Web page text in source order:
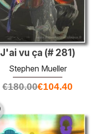
J'ai vu ça (# 281)
Stephen Mueller
€180.00€104.40